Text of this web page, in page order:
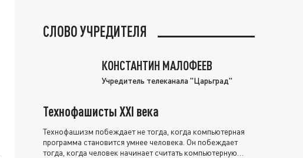
СЛОВО УЧРЕДИТЕЛЯ
КОНСТАНТИН МАЛОФЕЕВ
Учредитель телеканала "Царьград"
Технофашисты XXI века
Технофашизм побеждает не тогда, когда компьютерная
программа становится умнее человека. Он побеждает
тогда, когда человек начинает считать компьютерную